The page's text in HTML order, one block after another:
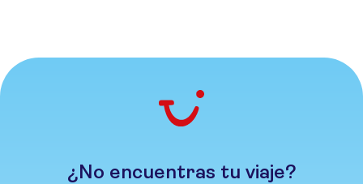
¿No encuentras tu viaje?